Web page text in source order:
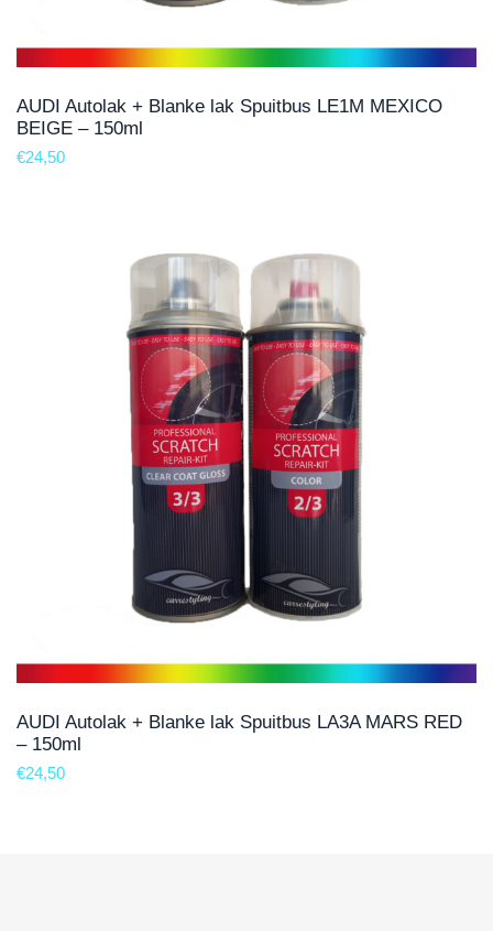
AUDI Autolak + Blanke lak Spuitbus LE1M MEXICO
BEIGE – 150ml
€24,50
AUDI Autolak + Blanke lak Spuitbus LA3A MARS RED
– 150ml
€24,50